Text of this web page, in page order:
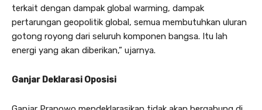
terkait dengan dampak global warming, dampak
pertarungan geopolitik global, semua membutuhkan uluran
gotong royong dari seluruh komponen bangsa. Itu lah
energi yang akan diberikan,” ujarnya.
Ganjar Deklarasi Oposisi